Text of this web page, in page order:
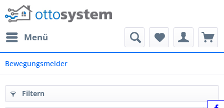
Menü
Bewegungsmelder
Filtern